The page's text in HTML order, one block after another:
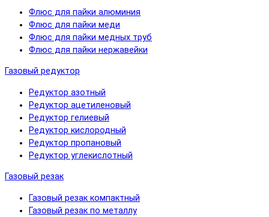
Флюс для пайки алюминия
Флюс для пайки меди
Флюс для пайки медных труб
Флюс для пайки нержавейки
Газовый редуктор
Редуктор азотный
Редуктор ацетиленовый
Редуктор гелиевый
Редуктор кислородный
Редуктор пропановый
Редуктор углекислотный
Газовый резак
Газовый резак компактный
Газовый резак по металлу